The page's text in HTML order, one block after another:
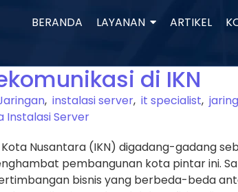
BERANDA LAYANAN ARTIKEL
di IKN
, instalasi server, it specialist,
Instalasi Server
Nusantara (IKN) digadang-gadang
pembangunan kota pintar ini.
bisnis yang berbeda-beda